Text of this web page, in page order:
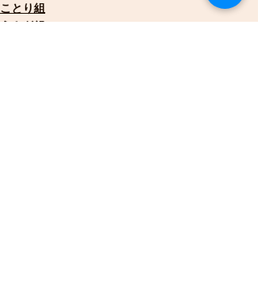
ことり組
うさぎ組